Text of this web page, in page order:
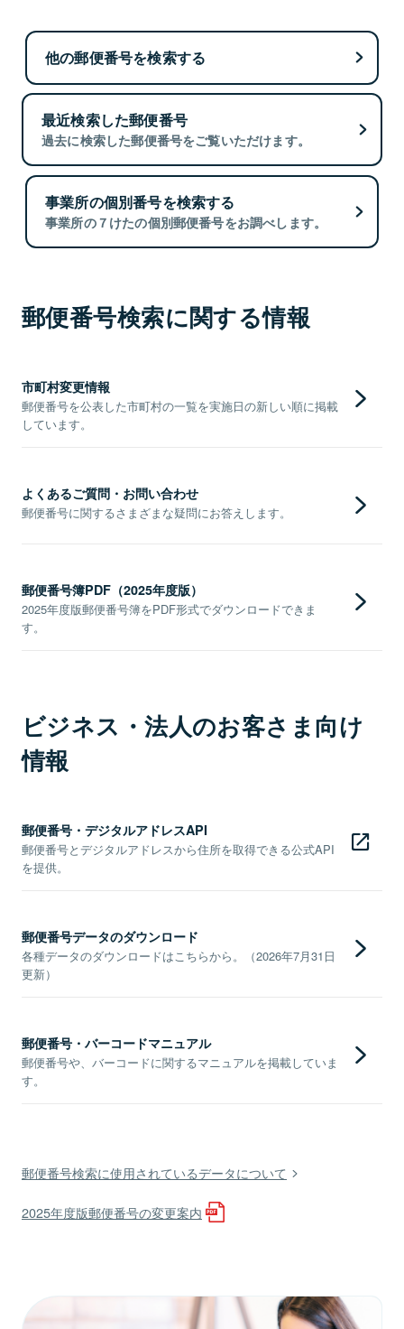
他の郵便番号を検索する
最近検索した郵便番号
過去に検索した郵便番号をご覧いただけます。
事業所の個別番号を検索する
事業所の７けたの個別郵便番号をお調べします。
郵便番号検索に関する情報
市町村変更情報
郵便番号を公表した市町村の一覧を実施日の新しい順に掲載
しています。
よくあるご質問・お問い合わせ
郵便番号に関するさまざまな疑問にお答えします。
郵便番号簿PDF（2025年度版）
2025年度版郵便番号簿をPDF形式でダウンロードできま
す。
ビジネス・法人のお客さま向け
情報
郵便番号・デジタルアドレスAPI
郵便番号とデジタルアドレスから住所を取得できる公式API
を提供。
郵便番号データのダウンロード
各種データのダウンロードはこちらから。（2026年7月31日
更新）
郵便番号・バーコードマニュアル
郵便番号や、バーコードに関するマニュアルを掲載していま
す。
郵便番号検索に使用されているデータについて
2025年度版郵便番号の変更案内